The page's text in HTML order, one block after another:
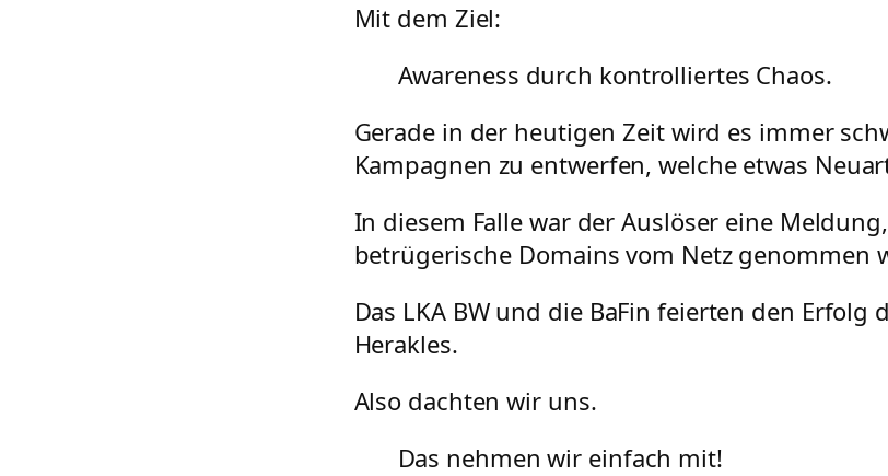
Mit dem Ziel:
Awareness durch kontrolliertes Chaos.
Gerade in der heutigen Zeit wird es immer
Kampagnen zu entwerfen, welche etwas
In diesem Falle war der Auslöser eine
betrügerische Domains vom Netz genommen
Das LKA BW und die BaFin feierten den Erfolg
Herakles.
Also dachten wir uns.
Das nehmen wir einfach mit!